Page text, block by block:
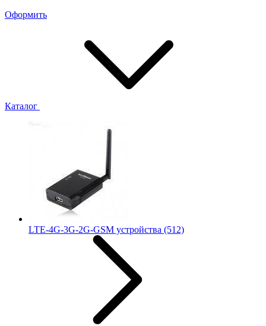
Оформить
Каталог
LTE-4G-3G-2G-GSM устройства (512)